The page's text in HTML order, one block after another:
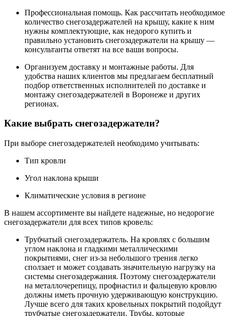
Профессиональная помощь. Как рассчитать необходимое
количество снегозадержателей на крышу, какие к ним
нужны комплектующие, как недорого купить и
правильно установить снегозадержатели на крышу —
консультанты ответят на все ваши вопросы.
Организуем доставку и монтажные работы. Для
удобства наших клиентов мы предлагаем бесплатный
подбор ответственных исполнителей по доставке и
монтажу снегозадержателей в Воронеже и других
регионах.
Какие выбрать снегозадержатели?
При выборе снегозадержателей необходимо учитывать:
Тип кровли
Угол наклона крыши
Климатические условия в регионе
В нашем ассортименте вы найдете надежные, но недорогие
снегозадержатели для всех типов кровель:
Трубчатый снегозадержатель. На кровлях с большим
углом наклона и гладкими металлическими
покрытиями, снег из-за небольшого трения легко
сползает и может создавать значительную нагрузку на
системы снегозадержания. Поэтому снегозадержатели
на металлочерепицу, профнастил и фальцевую кровлю
должны иметь прочную удерживающую конструкцию.
Лучше всего для таких кровельных покрытий подойдут
трубчатые снегозадержатели. Трубы, которые